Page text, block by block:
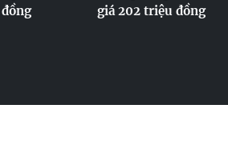
giá 202 triệu đồng